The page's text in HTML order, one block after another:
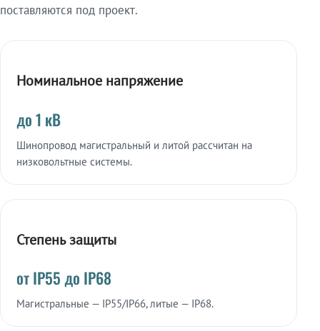
поставляются под проект.
Номинальное напряжение
до 1 кВ
Шинопровод магистральный и литой рассчитан на
низковольтные системы.
Степень защиты
от IP55 до IP68
Магистральные — IP55/IP66, литые — IP68.